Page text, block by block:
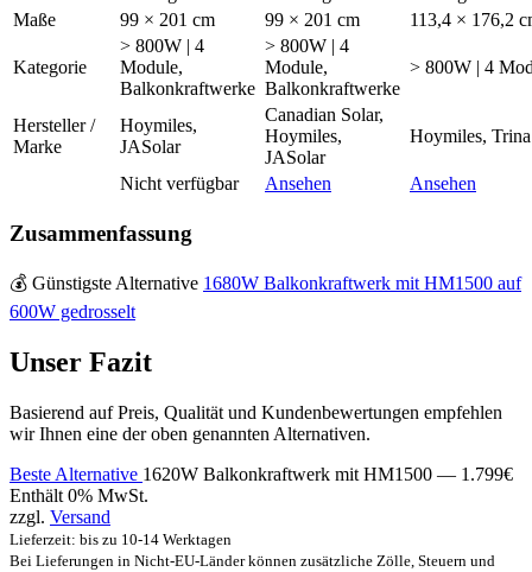
Maße
99 × 201 cm 99 × 201 cm 113,4 × 176,2
Kategorie
> 800W | 4
Module,
Balkonkraftwerke
> 800W | 4
Module,
Balkonkraftwerke
> 800W | 4
Hersteller /
Marke
Hoymiles,
JASolar
Canadian Solar,
Hoymiles,
JASolar
Hoymiles,
Nicht verfügbar Ansehen Ansehen
Zusammenfassung
💰 Günstigste Alternative 1680W Balkonkraftwerk mit HM1500 auf
600W gedrosselt
Unser Fazit
Basierend auf Preis, Qualität und Kundenbewertungen empfehlen
wir Ihnen eine der oben genannten Alternativen.
Beste Alternative 1620W Balkonkraftwerk mit HM1500 — 1.799€
Enthält 0% MwSt.
zzgl. Versand
Lieferzeit: bis zu 10-14 Werktagen
Bei Lieferungen in Nicht-EU-Länder können zusätzliche Zölle, Steuern und